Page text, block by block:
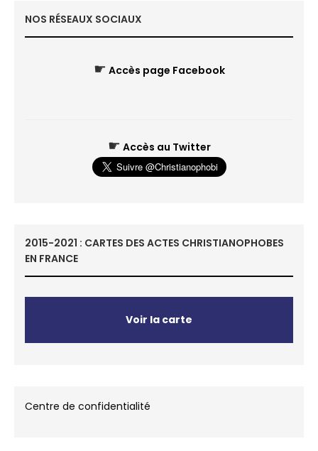
NOS RÉSEAUX SOCIAUX
☛ Accès page Facebook
☛ Accès au Twitter
2015-2021 : CARTES DES ACTES CHRISTIANOPHOBES
EN FRANCE
Voir la carte
Centre de confidentialité